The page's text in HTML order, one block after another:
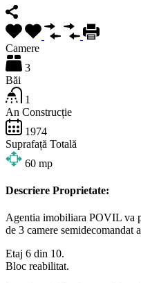
Camere
3
Băi
1
An Construcție
1974
Suprafață Totală
60 mp
Descriere Proprietate:
Agentia imobiliara POVIL va
de 3 camere semidecomandat
Etaj 6 din 10.
Bloc reabilitat.